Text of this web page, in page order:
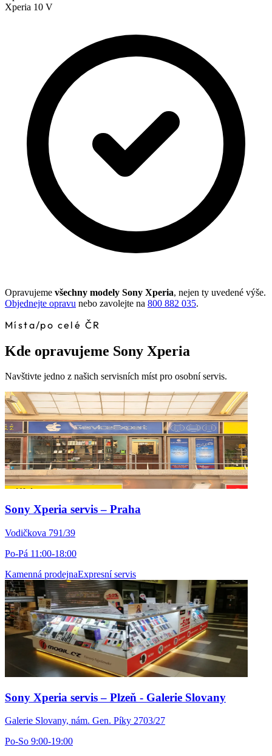
Xperia 10 V
Opravujeme všechny modely Sony Xperia, nejen ty uvedené výše.
Objednejte opravu nebo zavolejte na 800 882 035.
Místa/po celé ČR
Kde opravujeme Sony Xperia
Navštivte jedno z našich servisních míst pro osobní servis.
Sony Xperia servis – Praha
Vodičkova 791/39
Po-Pá 11:00-18:00
Kamenná prodejnaExpresní servis
Sony Xperia servis – Plzeň - Galerie Slovany
Galerie Slovany, nám. Gen. Píky 2703/27
Po-So 9:00-19:00